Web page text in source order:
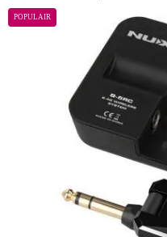
POPULAIR